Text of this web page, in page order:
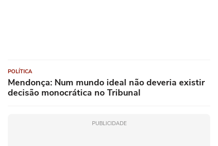
POLÍTICA
Mendonça: Num mundo ideal não deveria existir
decisão monocrática no Tribunal
PUBLICIDADE